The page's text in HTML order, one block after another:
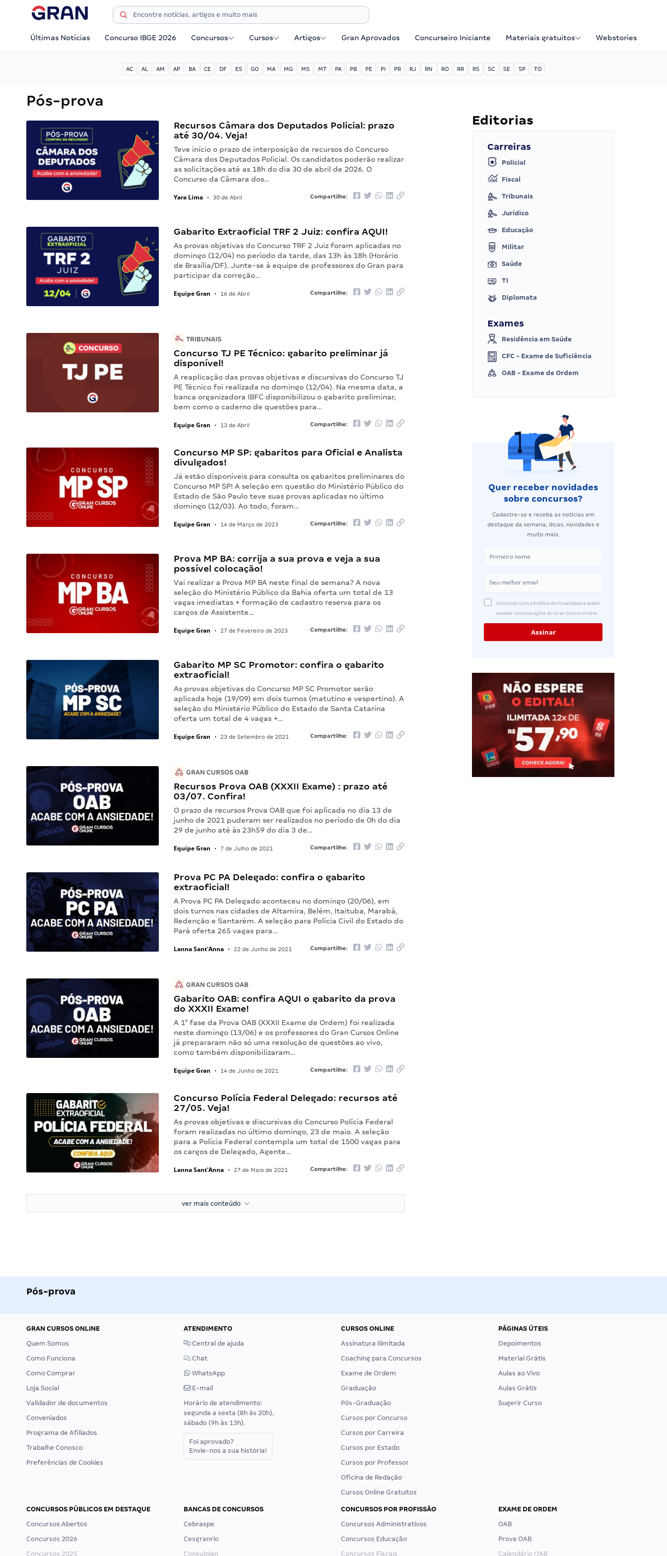
Últimas Notícias Concurso IBGE 2026 Concursos Cursos Artigos Gran Aprovados Concurseiro Iniciante Materiais gratuitos Webstories
AC AL AM AP BA CE DF ES GO MA MG MS MT PA PB PE PI PR RJ RN RO RR RS SC SE SP TO
Pós-prova
Recursos Câmara dos Deputados Policial: prazo
até 30/04. Veja!
Teve início o prazo de interposição de recursos do Concurso
Câmara dos Deputados Policial. Os candidatos poderão realizar
as solicitações até as 18h do dia 30 de abril de 2026. O
Concurso da Câmara dos…
Yara Lima • 30 de Abril Compartilhe:
Gabarito Extraoficial TRF 2 Juiz: confira AQUI!
As provas objetivas do Concurso TRF 2 Juiz foram aplicadas no
domingo (12/04) no período da tarde, das 13h às 18h (Horário
de Brasília/DF). Junte-se à equipe de professores do Gran para
participar da correção…
Equipe Gran • 16 de Abril Compartilhe:
TRIBUNAIS
Concurso TJ PE Técnico: gabarito preliminar já
disponível!
A reaplicação das provas objetivas e discursivas do Concurso TJ
PE Técnico foi realizada no domingo (12/04). Na mesma data, a
banca organizadora IBFC disponibilizou o gabarito preliminar,
bem como o caderno de questões para…
Equipe Gran • 13 de Abril Compartilhe:
Concurso MP SP: gabaritos para Oficial e Analista
divulgados!
Já estão disponíveis para consulta os gabaritos preliminares do
Concurso MP SP! A seleção em questão do Ministério Público do
Estado de São Paulo teve suas provas aplicadas no último
domingo (12/03). Ao todo, foram…
Equipe Gran • 14 de Março de 2023 Compartilhe:
Prova MP BA: corrija a sua prova e veja a sua
possível colocação!
Vai realizar a Prova MP BA neste final de semana? A nova
seleção do Ministério Público da Bahia oferta um total de 13
vagas imediatas + formação de cadastro reserva para os
cargos de Assistente…
Equipe Gran • 27 de Fevereiro de 2023 Compartilhe:
Gabarito MP SC Promotor: confira o gabarito
extraoficial!
As provas objetivas do Concurso MP SC Promotor serão
aplicada hoje (19/09) em dois turnos (matutino e vespertino). A
seleção do Ministério Público do Estado de Santa Catarina
oferta um total de 4 vagas +…
Equipe Gran • 23 de Setembro de 2021 Compartilhe:
GRAN CURSOS OAB
Recursos Prova OAB (XXXII Exame) : prazo até
03/07. Confira!
O prazo de recursos Prova OAB que foi aplicada no dia 13 de
junho de 2021 puderam ser realizados no período de 0h do dia
29 de junho até às 23h59 do dia 3 de…
Equipe Gran • 7 de Julho de 2021 Compartilhe:
Prova PC PA Delegado: confira o gabarito
extraoficial!
A Prova PC PA Delegado aconteceu no domingo (20/06), em
dois turnos nas cidades de Altamira, Belém, Itaituba, Marabá,
Redenção e Santarém. A seleção para Polícia Civil do Estado do
Pará oferta 265 vagas para…
Lanna Sant'Anna • 22 de Junho de 2021 Compartilhe:
GRAN CURSOS OAB
Gabarito OAB: confira AQUI o gabarito da prova
do XXXII Exame!
A 1° fase da Prova OAB (XXXII Exame de Ordem) foi realizada
neste domingo (13/06) e os professores do Gran Cursos Online
já prepararam não só uma resolução de questões ao vivo,
como também disponibilizaram…
Equipe Gran • 14 de Junho de 2021 Compartilhe:
Concurso Polícia Federal Delegado: recursos até
27/05. Veja!
As provas objetivas e discursivas do Concurso Polícia Federal
foram realizadas no último domingo, 23 de maio. A seleção
para a Polícia Federal contempla um total de 1500 vagas para
os cargos de Delegado, Agente…
Lanna Sant'Anna • 27 de Maio de 2021 Compartilhe:
ver mais conteúdo
Editorias
Carreiras
Policial
Fiscal
Tribunais
Jurídico
Educação
Militar
Saúde
TI
Diplomata
Exames
Residência em Saúde
CFC - Exame de Suficiência
OAB - Exame de Ordem
Quer receber novidades
sobre concursos?
Cadastre-se e receba as notícias em
destaque da semana, dicas, novidades e
muito mais.
Concordo com a Política de Privacidade e aceito
receber comunicações do Gran Cursos Online.
Pós-prova
GRAN CURSOS ONLINE
Quem Somos
Como Funciona
Como Comprar
Loja Social
Validador de documentos
Conveniados
Programa de Afiliados
Trabalhe Conosco
Preferências de Cookies
ATENDIMENTO
Central de ajuda
Chat
WhatsApp
E-mail
Horário de atendimento:
segunda a sexta (8h às 20h),
sábado (9h às 13h).
Foi aprovado?
Envie-nos a sua história!
CURSOS ONLINE
Assinatura Ilimitada
Coaching para Concursos
Exame de Ordem
Graduação
Pós-Graduação
Cursos por Concurso
Cursos por Carreira
Cursos por Estado
Cursos por Professor
Oficina de Redação
Cursos Online Gratuitos
PÁGINAS ÚTEIS
Depoimentos
Material Grátis
Aulas ao Vivo
Aulas Grátis
Sugerir Curso
CONCURSOS PÚBLICOS EM DESTAQUE
Concursos Abertos
Concursos 2026
Concursos 2025
BANCAS DE CONCURSOS
Cebraspe
Cesgranrio
Consulplan
CONCURSOS POR PROFISSÃO
Concursos Administrativos
Concursos Educação
Concursos Fiscais
EXAME DE ORDEM
OAB
Prova OAB
Calendário OAB